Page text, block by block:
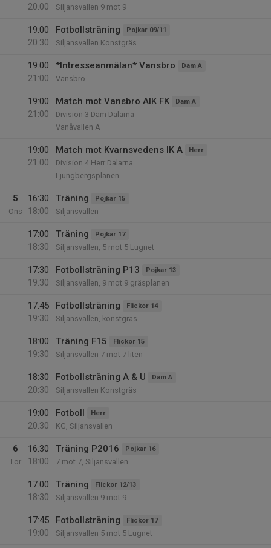
20:00
Siljansvallen 9 mot 9
19:00
20:30
Fotbollsträning Pojkar 09/11
Siljansvallen Konstgräs
19:00
21:00
*Intresseanmälan* Vansbro Dam A
Vansbro
19:00
21:00
Match mot Vansbro AIK FK Dam A
Division 3 Dam Dalarna
Vanåvallen A
19:00
21:00
Match mot Kvarnsvedens IK A Herr
Division 4 Herr Dalarna
Ljungbergsplanen
5
Ons
16:30
18:00
Träning Pojkar 15
Siljansvallen
17:00
18:30
Träning Pojkar 17
Siljansvallen, 5 mot 5 Lugnet
17:30
19:30
Fotbollsträning P13 Pojkar 13
Siljansvallen, 9 mot 9 gräsplanen
17:45
19:30
Fotbollsträning Flickor 14
Siljansvallen, konstgräs
18:00
19:30
Träning F15 Flickor 15
Siljansvallen 7 mot 7 liten
18:30
20:30
Fotbollsträning A & U Dam A
Siljansvallen Konstgräs
19:00
20:30
Fotboll Herr
KG, Siljansvallen
6
Tor
16:30
18:00
Träning P2016 Pojkar 16
7 mot 7, Siljansvallen
17:00
18:30
Träning Flickor 12/13
Siljansvallen 9 mot 9
17:45
19:00
Fotbollsträning Flickor 17
Siljansvallen 5 mot 5 Lugnet